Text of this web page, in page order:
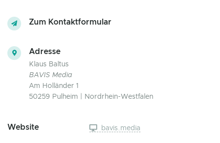
Zum Kontaktformular
Adresse
Klaus Baltus
BAVIS Media
Am Holländer 1
50259 Pulheim | Nordrhein-Westfalen
Website bavis.media